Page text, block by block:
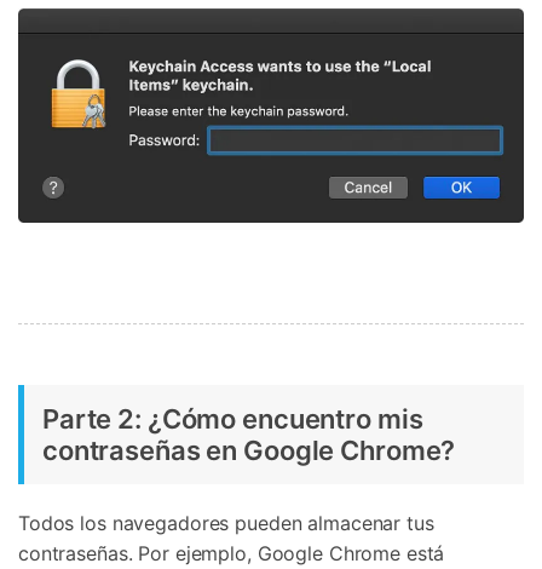
Parte 2: ¿Cómo encuentro mis
contraseñas en Google Chrome?
Todos los navegadores pueden almacenar tus
contraseñas. Por ejemplo, Google Chrome está